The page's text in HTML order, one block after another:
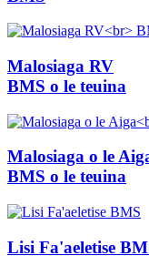
Malosiaga RV
BMS o le teuina
Malosiaga o le
BMS o le teuina
Lisi Fa'aeletise